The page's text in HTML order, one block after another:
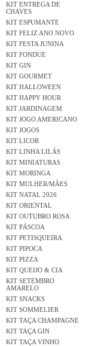
KIT ENTREGA DE
CHAVES
KIT ESPUMANTE
KIT FELIZ ANO NOVO
KIT FESTA JUNINA
KIT FONDUE
KIT GIN
KIT GOURMET
KIT HALLOWEEN
KIT HAPPY HOUR
KIT JARDINAGEM
KIT JOGO AMERICANO
KIT JOGOS
KIT LICOR
KIT LINHA LILÁS
KIT MINIATURAS
KIT MORINGA
KIT MULHER/MÃES
KIT NATAL 2026
KIT ORIENTAL
KIT OUTUBRO ROSA
KIT PÁSCOA
KIT PETISQUEIRA
KIT PIPOCA
KIT PIZZA
KIT QUEIJO & CIA
KIT SETEMBRO
AMARELO
KIT SNACKS
KIT SOMMELIER
KIT TAÇA CHAMPAGNE
KIT TAÇA GIN
KIT TAÇA VINHO